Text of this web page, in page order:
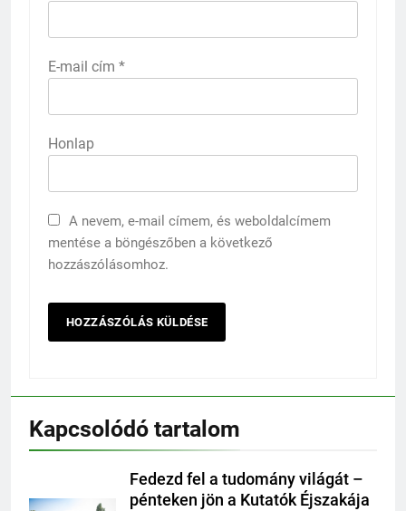
E-mail cím *
Honlap
A nevem, e-mail címem, és weboldalcímem
mentése a böngészőben a következő
hozzászólásomhoz.
Kapcsolódó tartalom
Fedezd fel a tudomány világát –
pénteken jön a Kutatók Éjszakája